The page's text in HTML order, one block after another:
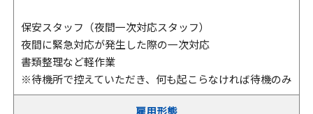
保安スタッフ（夜間一次対応スタッフ）
夜間に緊急対応が発生した際の一次対応
書類整理など軽作業
※待機所で控えていただき、何も起こらなければ待機のみ
雇用形態